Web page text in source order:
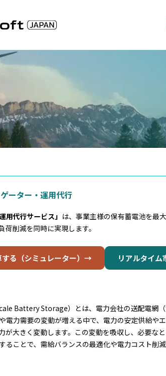
ーター・運用代行
用代行サービス」 は、事業主様の保有蓄電池を最
荷削減を同時に実現します。
する（シミュレーター）→ リアルタイ
Battery Storage）とは、電力会社の送配電網
電力需要の変動が増える中で、電力の安定供給
が大きく変動します。この変動を吸収し、必要
ることで、需給バランスの最適化や電力コスト削減